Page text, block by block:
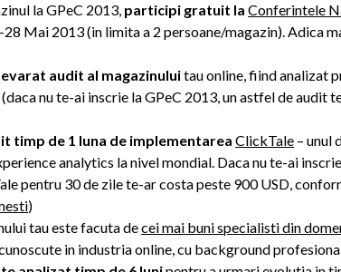
la GPeC 2013, participi gratuit laConferintele
Mai 2013 (in limita a 2 persoane/magazin). Adica
audit al magazinuluitau online, fiind analizat
(daca nu te-ai inscrie la GPeC 2013, un astfel de audit
timp de 1 luna de implementareaClickTale – unul
analytics la nivel mondial. Daca nu te-ai
pentru 30 de zile te-ar costa peste 900 USD,
)
tau este facuta decei mai buni specialisti din
in industria online, cu background